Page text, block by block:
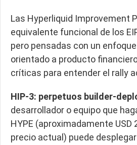
Las Hyperliquid Improvement
equivalente funcional de los
pero pensadas con un
orientado a producto
críticas para entender el rally
HIP-3: perpetuos builder-
desarrollador o equipo que
HYPE (aproximadamente USD
precio actual) puede